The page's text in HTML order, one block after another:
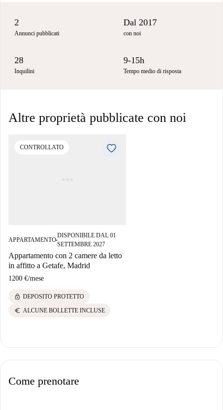
2
Annunci pubblicati
Dal 2017
con noi
28
Inquilini
9-15h
Tempo medio di risposta
Altre proprietà pubblicate con noi
CONTROLLATO
APPARTAMENTO■
DISPONIBILE DAL 01
SETTEMBRE 2027
Appartamento con 2 camere da letto
in affitto a Getafe, Madrid
1200 €/mese
lock DEPOSITO PROTETTO
euro ALCUNE BOLLETTE INCLUSE
Come prenotare